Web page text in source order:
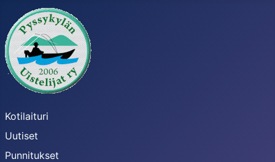
Kotilaituri
Uutiset
Punnitukset